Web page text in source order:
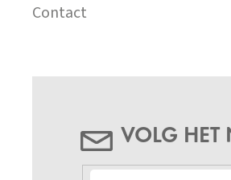
Contact
VOLG HET